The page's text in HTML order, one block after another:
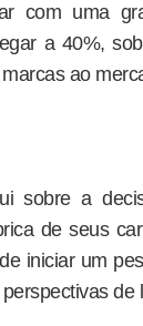
com uma
a 40%,
ao
sobre a
de seus
iniciar um
de